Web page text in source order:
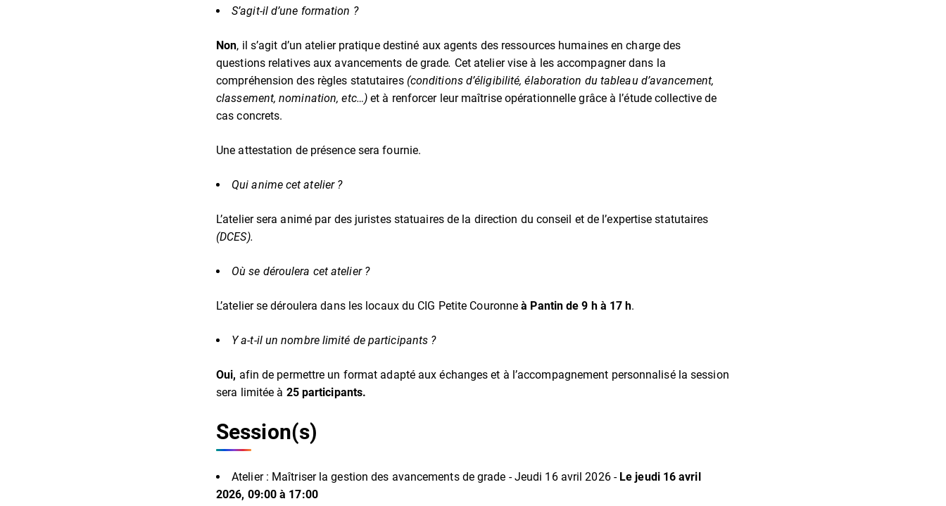
S’agit-il d’une formation ?
Non, il s’agit d’un atelier pratique destiné aux agents des ressources humaines en charge des
questions relatives aux avancements de grade. Cet atelier vise à les accompagner dans la
compréhension des règles statutaires (conditions d’éligibilité, élaboration du tableau d’avancement,
classement, nomination, etc…)et à renforcer leur maîtrise opérationnelle grâce à l’étude collective de
cas concrets.
Une attestation de présence sera fournie.
Qui anime cet atelier ?
L’atelier sera animé par des juristes statuaires de la direction du conseil et de l’expertise statutaires
(DCES).
Où se déroulera cet atelier ?
L’atelier se déroulera dans les locaux du CIG Petite Couronne à Pantin de 9 h à 17 h.
Y a-t-il un nombre limité de participants ?
Oui, afin de permettre un format adapté aux échanges et à l’accompagnement personnalisé la session
sera limitée à 25 participants.
Session(s)
Atelier : Maîtriser la gestion des avancements de grade - Jeudi 16 avril 2026 - Le jeudi 16 avril
2026, 09:00 à 17:00